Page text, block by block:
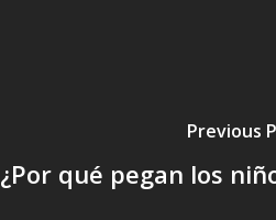
Previous
¿Por qué pegan los